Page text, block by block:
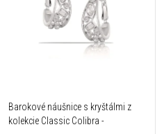
Barokové náušnice s kryštálmi z
kolekcie Classic Colibra -